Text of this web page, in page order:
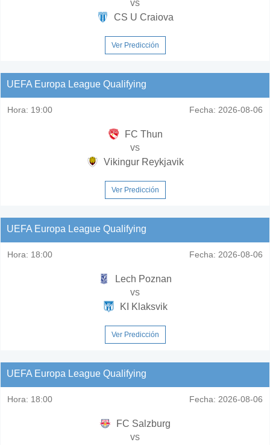
vs
CS U Craiova
Ver Predicción
UEFA Europa League Qualifying
Hora: 19:00 Fecha: 2026-08-06
FC Thun
vs
Vikingur Reykjavik
Ver Predicción
UEFA Europa League Qualifying
Hora: 18:00 Fecha: 2026-08-06
Lech Poznan
vs
KI Klaksvik
Ver Predicción
UEFA Europa League Qualifying
Hora: 18:00 Fecha: 2026-08-06
FC Salzburg
vs